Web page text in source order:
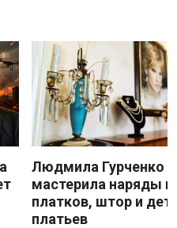
Людмила Гурченко
мастерила наряды
платков, штор и
платьев